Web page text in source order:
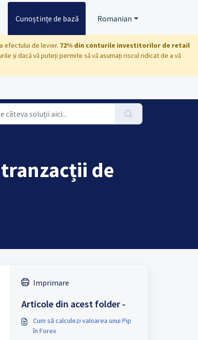
Cunoștințe de bază Romanian
efectului de levier. 72% din conturile investitorilor de retail
și dacă vă puteți permite să vă asumați riscul ridicat de a vă
de
Imprimare
Articole din acest folder -
Cum să calculezi valoarea unui Pip
în Forex